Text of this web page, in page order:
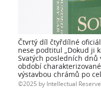
Čtvrtý díl čtyřdílné
nese podtitul „Dokud ji
Svatých posledních dnů
období
výstavbou chrámů po
2025 by Intellectual